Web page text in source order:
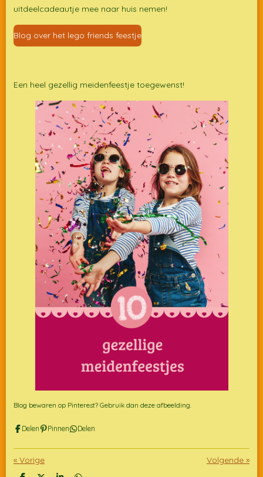
uitdeelcadeautje mee naar huis nemen!
Blog over het lego friends feestje
Een heel gezellig meidenfeestje toegewenst!
Blog bewaren op Pinterest? Gebruik dan deze afbeelding.
Delen Pinnen Delen
« Vorige Volgende »